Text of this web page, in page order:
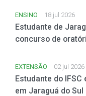
ENSINO 18 jul 2026
Estudante de
concurso de
EXTENSÃO 02 jul 2026
Estudante do
em Jaraguá do Sul